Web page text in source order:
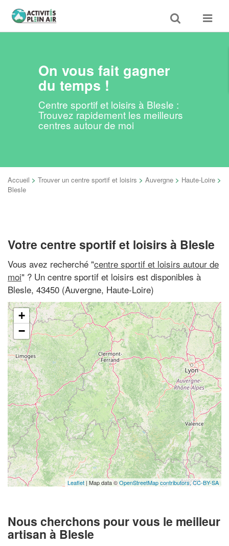
Toggle
search
Toggle
On vous fait gagner
du temps !
Centre sportif et loisirs à Blesle :
Trouvez rapidement les meilleurs
centres autour de moi
Accueil > Trouver un centre sportif et loisirs > Auvergne > Haute-Loire >
Blesle
Votre centre sportif et loisirs à Blesle
Vous avez recherché "centre sportif et loisirs autour de
moi" ? Un centre sportif et loisirs est disponibles à
Blesle, 43450 (Auvergne, Haute-Loire)
+
−
Leaflet | Map data ©OpenStreetMap contributors,CC-BY-SA
Nous cherchons pour vous le meilleur
artisan à Blesle